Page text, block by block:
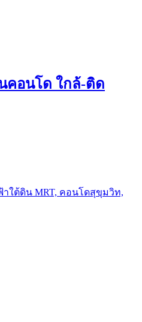
คอนโด ใกล้-ติด
ใต้ดิน MRT, คอนโดสุขุมวิท,